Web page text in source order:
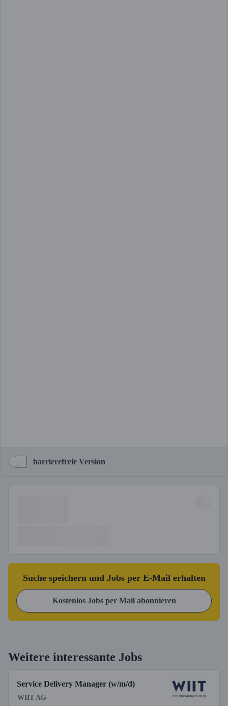
barrierefreie Version
Suche speichern und Jobs per E-Mail erhalten
Kostenlos Jobs per Mail abonnieren
Weitere interessante Jobs
Service Delivery Manager (w/m/d)
WIIT AG